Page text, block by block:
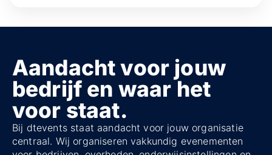
Aandacht voor jouw
bedrijf en waar het
voor staat.
Bij dtevents staat aandacht voor jouw organisatie
centraal. Wij organiseren vakkundig evenementen